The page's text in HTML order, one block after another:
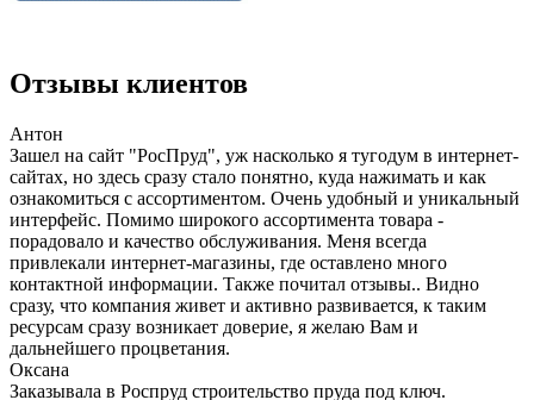
Отзывы клиентов
Антон
Зашел на сайт "РосПруд", уж насколько я тугодум в интернет-
сайтах, но здесь сразу стало понятно, куда нажимать и как
ознакомиться с ассортиментом. Очень удобный и уникальный
интерфейс. Помимо широкого ассортимента товара -
порадовало и качество обслуживания. Меня всегда
привлекали интернет-магазины, где оставлено много
контактной информации. Также почитал отзывы.. Видно
сразу, что компания живет и активно развивается, к таким
ресурсам сразу возникает доверие, я желаю Вам и
дальнейшего процветания.
Оксана
Заказывала в Роспруд строительство пруда под ключ.